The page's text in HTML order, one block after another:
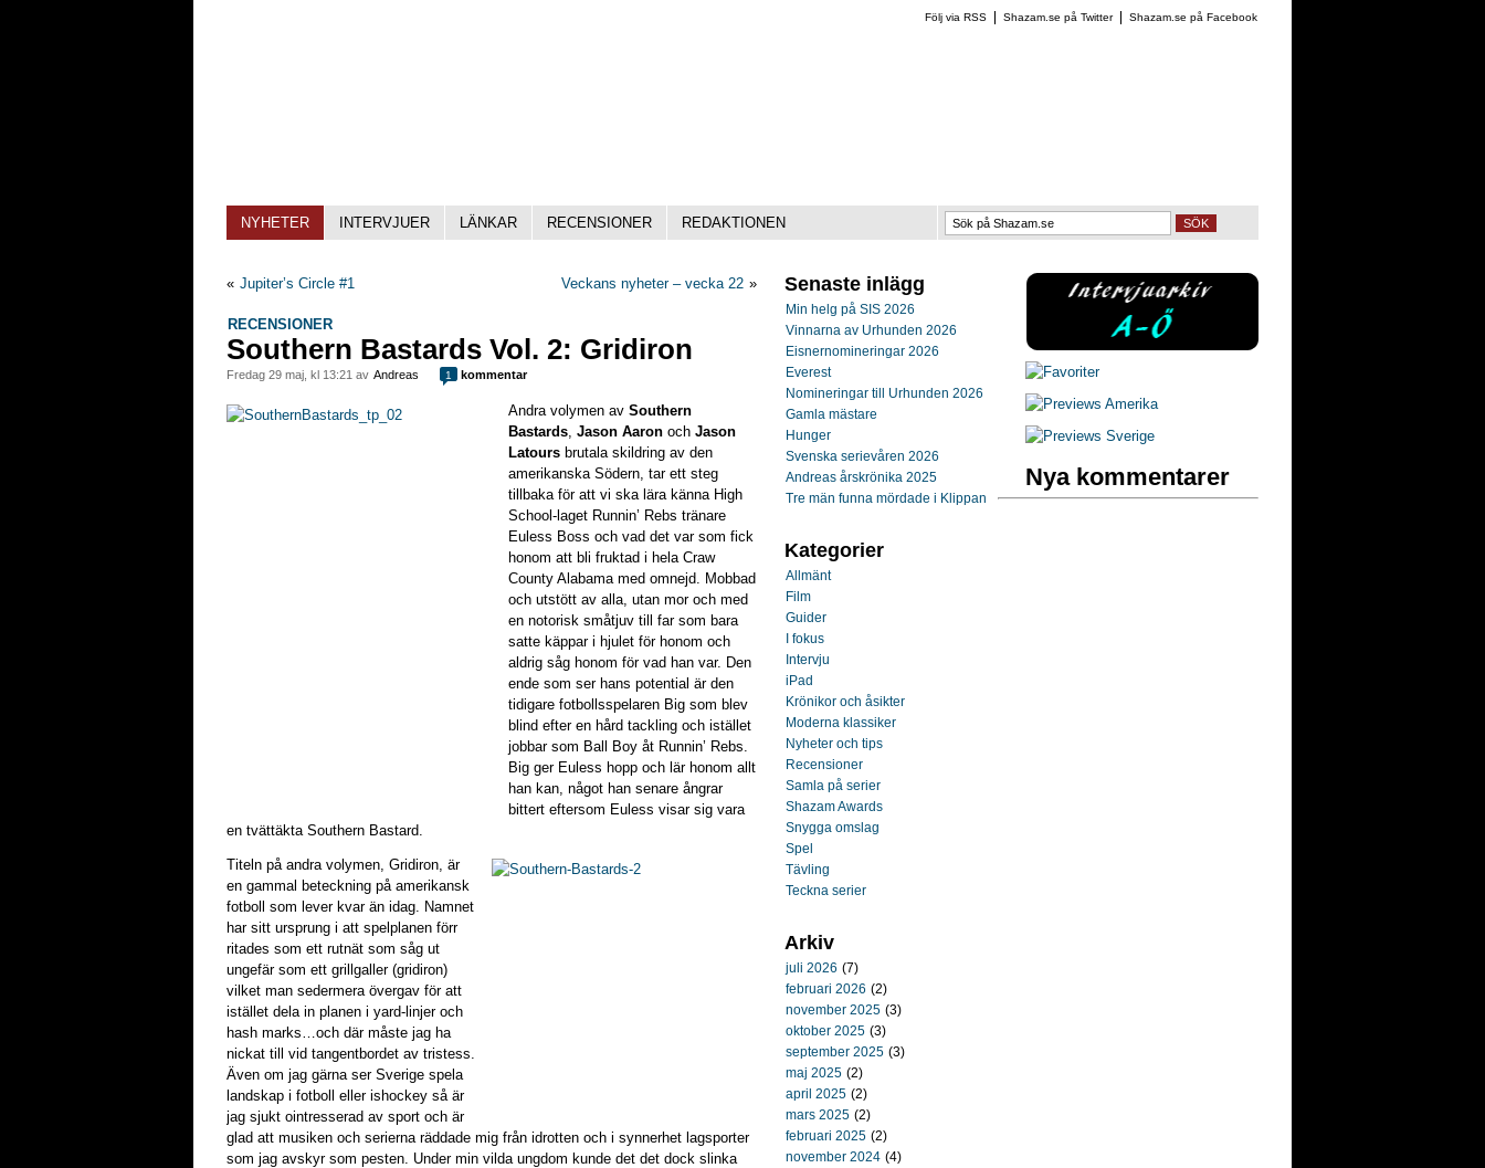
Shazam.se på Facebook
Shazam.se på Twitter
Följ via RSS
NYHETER INTERVJUER LÄNKAR RECENSIONER REDAKTIONEN SÖK
« Jupiter’s Circle #1 Veckans nyheter – vecka 22 »
RECENSIONER
Southern Bastards Vol. 2: Gridiron
fredag 29 maj, kl 13:21 av Andreas 1 kommentar
Andra volymen av Southern
Bastards, Jason Aaron och Jason
Latours brutala skildring av den
amerikanska Södern, tar ett steg
tillbaka för att vi ska lära känna High
School-laget Runnin’ Rebs tränare
Euless Boss och vad det var som fick
honom att bli fruktad i hela Craw
County Alabama med omnejd. Mobbad
och utstött av alla, utan mor och med
en notorisk småtjuv till far som bara
satte käppar i hjulet för honom och
aldrig såg honom för vad han var. Den
ende som ser hans potential är den
tidigare fotbollsspelaren Big som blev
blind efter en hård tackling och istället
jobbar som Ball Boy åt Runnin’ Rebs.
Big ger Euless hopp och lär honom allt
han kan, något han senare ångrar
bittert eftersom Euless visar sig vara
en tvättäkta Southern Bastard.
Titeln på andra volymen, Gridiron, är
en gammal beteckning på amerikansk
fotboll som lever kvar än idag. Namnet
har sitt ursprung i att spelplanen förr
ritades som ett rutnät som såg ut
ungefär som ett grillgaller (gridiron)
vilket man sedermera övergav för att
istället dela in planen i yard-linjer och
hash marks…och där måste jag ha
nickat till vid tangentbordet av tristess.
Även om jag gärna ser Sverige spela
landskap i fotboll eller ishockey så är
jag sjukt ointresserad av sport och är
glad att musiken och serierna räddade mig från idrotten och i synnerhet lagsporter
som jag avskyr som pesten. Under min vilda ungdom kunde det det dock slinka
Senaste inlägg
Min helg på SIS 2026
Vinnarna av Urhunden 2026
Eisnernomineringar 2026
Everest
Nomineringar till Urhunden 2026
Gamla mästare
Hunger
Svenska serievåren 2026
Andreas årskrönika 2025
Tre män funna mördade i Klippan
Kategorier
Allmänt
Film
Guider
I fokus
Intervju
iPad
Krönikor och åsikter
Moderna klassiker
Nyheter och tips
Recensioner
Samla på serier
Shazam Awards
Snygga omslag
Spel
Tävling
Teckna serier
Arkiv
juli 2026 (7)
februari 2026 (2)
november 2025 (3)
oktober 2025 (3)
september 2025 (3)
maj 2025 (2)
april 2025 (2)
mars 2025 (2)
februari 2025 (2)
november 2024 (4)
Nya kommentarer